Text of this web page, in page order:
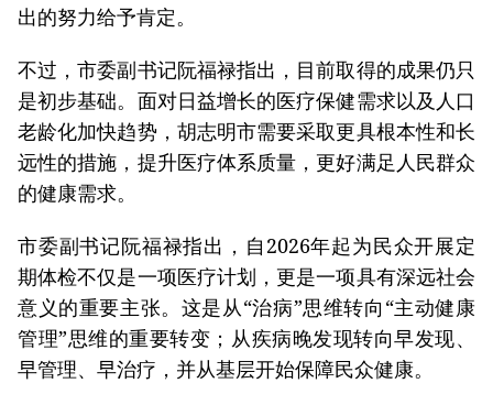
出的努力给予肯定。
不过，市委副书记阮福禄指出，目前取得的成果仍只
是初步基础。面对日益增长的医疗保健需求以及人口
老龄化加快趋势，胡志明市需要采取更具根本性和长
远性的措施，提升医疗体系质量，更好满足人民群众
的健康需求。
市委副书记阮福禄指出，自2026年起为民众开展定
期体检不仅是一项医疗计划，更是一项具有深远社会
意义的重要主张。这是从“治病”思维转向“主动健康
管理”思维的重要转变；从疾病晚发现转向早发现、
早管理、早治疗，并从基层开始保障民众健康。